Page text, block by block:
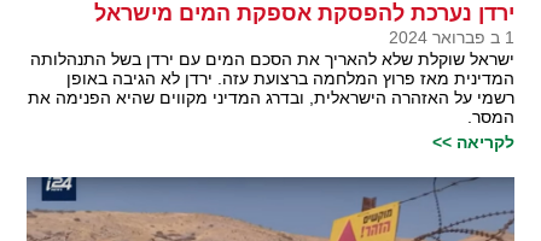
ירדן נערכת להפסקת אספקת המים מישראל
1 ב פברואר 2024
ישראל שוקלת שלא להאריך את הסכם המים עם ירדן בשל התנהלותה
המדינית מאז פרוץ המלחמה ברצועת עזה. ירדן לא הגיבה באופן
רשמי על האזהרה הישראלית, ובדרג המדיני מקווים שהיא הפנימה את
המסר.
לקריאה >>